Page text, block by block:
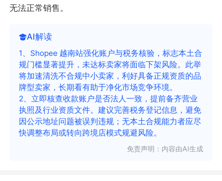
无法正常销售。
AI解读
1、Shopee 越南站强化账户与税务核验，标志本土合
规门槛显著提升，未达标卖家将面临下架风险。此举
将加速清洗不合规中小卖家，利好具备正规资质的品
牌型卖家，长期看有助于净化市场竞争环境。
2、立即核查收款账户是否法人一致，提前备齐营业
执照及行业资质文件。建议完善税务登记信息，避免
因公示地址问题被误判违规；无本土合规能力者应尽
快调整布局或转向跨境店模式规避风险。
免责声明：内容由AI生成